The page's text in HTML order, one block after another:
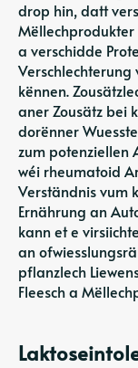
drop hin, datt
a verschidde
kënnen.
aner Zousätz bei
dorënner
zum potenziellen
wéi rheumatoid
Verständnis vum
Ernährung an
kann et e
an
pflanzlech
Fleesch a